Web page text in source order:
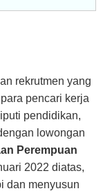
rekrutmen yang
pencari kerja
pendidikan,
lowongan
Perempuan
2022 diatas,
dan menyusun